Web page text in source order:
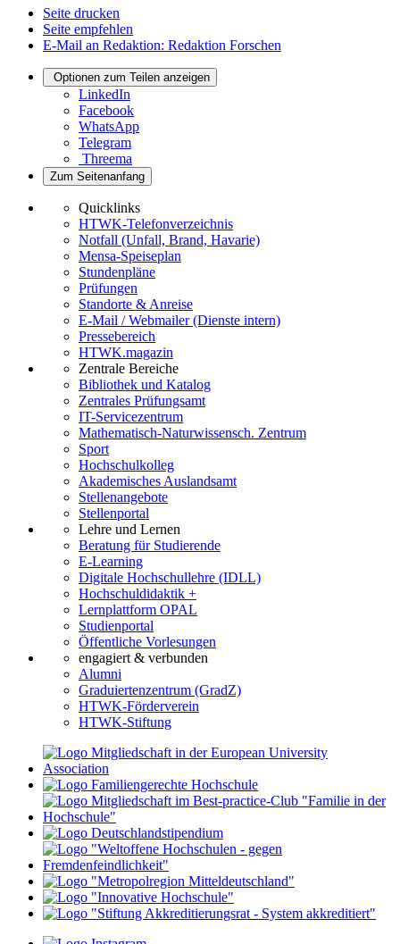
Seite drucken
Seite empfehlen
E-Mail an Redaktion: Redaktion Forschen
Optionen zum Teilen anzeigen
LinkedIn
Facebook
WhatsApp
Telegram
Threema
Zum Seitenanfang
Quicklinks
HTWK-Telefonverzeichnis
Notfall (Unfall, Brand, Havarie)
Mensa-Speiseplan
Stundenpläne
Prüfungen
Standorte & Anreise
E-Mail / Webmailer (Dienste intern)
Pressebereich
HTWK.magazin
Zentrale Bereiche
Bibliothek und Katalog
Zentrales Prüfungsamt
IT-Servicezentrum
Mathematisch-Naturwissensch. Zentrum
Sport
Hochschulkolleg
Akademisches Auslandsamt
Stellenangebote
Stellenportal
Lehre und Lernen
Beratung für Studierende
E-Learning
Digitale Hochschullehre (IDLL)
Hochschuldidaktik +
Lernplattform OPAL
Studienportal
Öffentliche Vorlesungen
engagiert & verbunden
Alumni
Graduiertenzentrum (GradZ)
HTWK-Förderverein
HTWK-Stiftung